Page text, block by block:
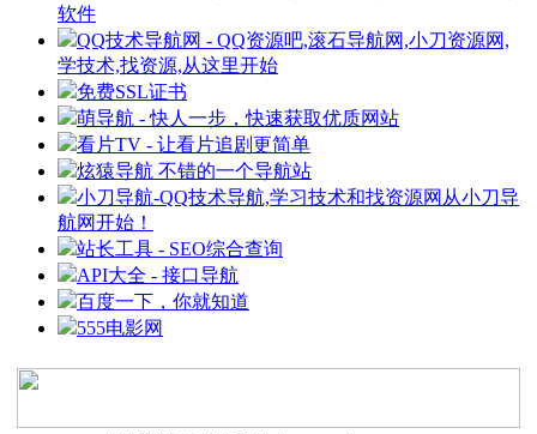
软件
QQ技术导航网 - QQ资源吧,滚石导航网,小刀资源网,
学技术,找资源,从这里开始
免费SSL证书
萌导航 - 快人一步，快速获取优质网站
看片TV - 让看片追剧更简单
炫猿导航 不错的一个导航站
小刀导航-QQ技术导航,学习技术和找资源网从小刀导
航网开始！
站长工具 - SEO综合查询
API大全 - 接口导航
百度一下，你就知道
555电影网